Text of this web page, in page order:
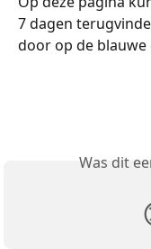
7 dagen
door op de
Was dit